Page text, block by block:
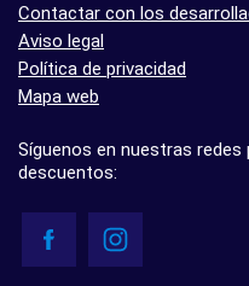
Contactar con los
Aviso legal
Política de privacidad
Mapa web
Síguenos en nuestras
descuentos: